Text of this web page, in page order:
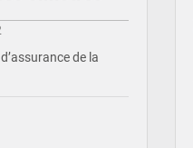
de la